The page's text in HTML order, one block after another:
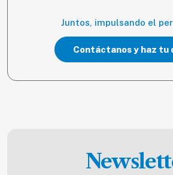
Juntos, impulsando el
Contáctanos y haz tu